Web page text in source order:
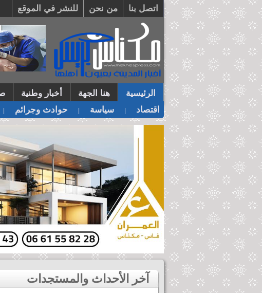
اتصل بنا من نحن للنشر في الموقع
الرئيسية
اقتصاد
سياسة حوادث وجرائم
هنا الجهة أخبار وطنية